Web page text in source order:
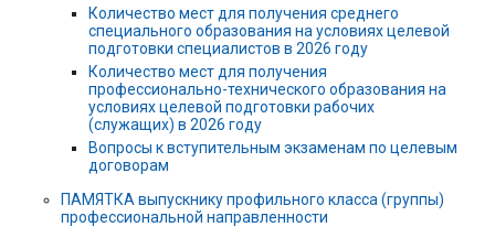
Количество мест для получения среднего
специального образования на условиях целевой
подготовки специалистов в 2026 году
Количество мест для получения
профессионально-технического образования на
условиях целевой подготовки рабочих
(служащих) в 2026 году
Вопросы к вступительным экзаменам по целевым
договорам
ПАМЯТКА выпускнику профильного класса (группы)
профессиональной направленности